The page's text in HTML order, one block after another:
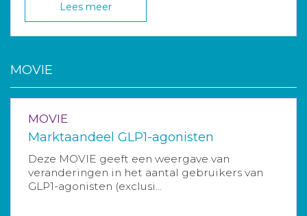
Lees meer
MOVIE
MOVIE
Marktaandeel GLP1-agonisten
Deze MOVIE geeft een weergave van
veranderingen in het aantal gebruikers van
GLP1-agonisten (exclusi...